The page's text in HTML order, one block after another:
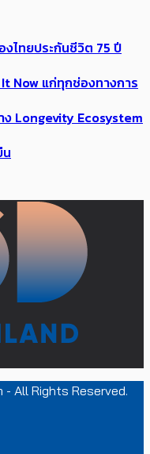
งไทยประกันชีวิต 75 ปี
Now แก่ทุกช่องทางการ
Longevity Ecosystem
All Rights Reserved.